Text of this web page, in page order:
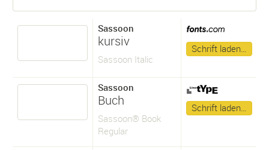
Sassoon
kursiv
Sassoon Italic
Schrift laden…
Sassoon
Buch
Sassoon® Book
Regular
Schrift laden…